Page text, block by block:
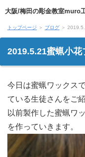
大阪/梅田の彫金教室muro
結婚指輪手作り体験
1日体験講座
生徒作品
トップページ ＞ ブログ ＞
2019.5.21蜜蝋小花
今日は蜜蝋ワックス
ている生徒さんをご
以前製作した蜜蝋ワ
を作っていきます。